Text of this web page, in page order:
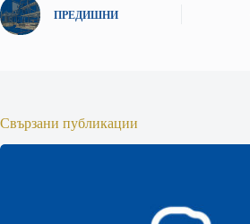
ПРЕДИШНИ
Свързани публикации